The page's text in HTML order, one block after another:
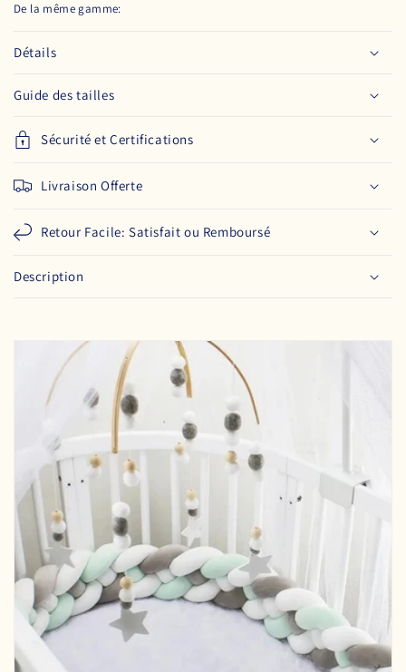
De la même gamme:
Détails
Guide des tailles
Sécurité et Certifications
Livraison Offerte
Retour Facile: Satisfait ou Remboursé
Description